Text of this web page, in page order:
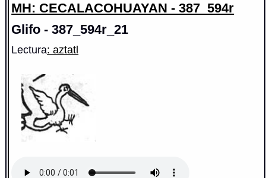
MH: CECALACOHUAYAN - 387_594r
Glifo - 387_594r_21
Lectura: aztatl